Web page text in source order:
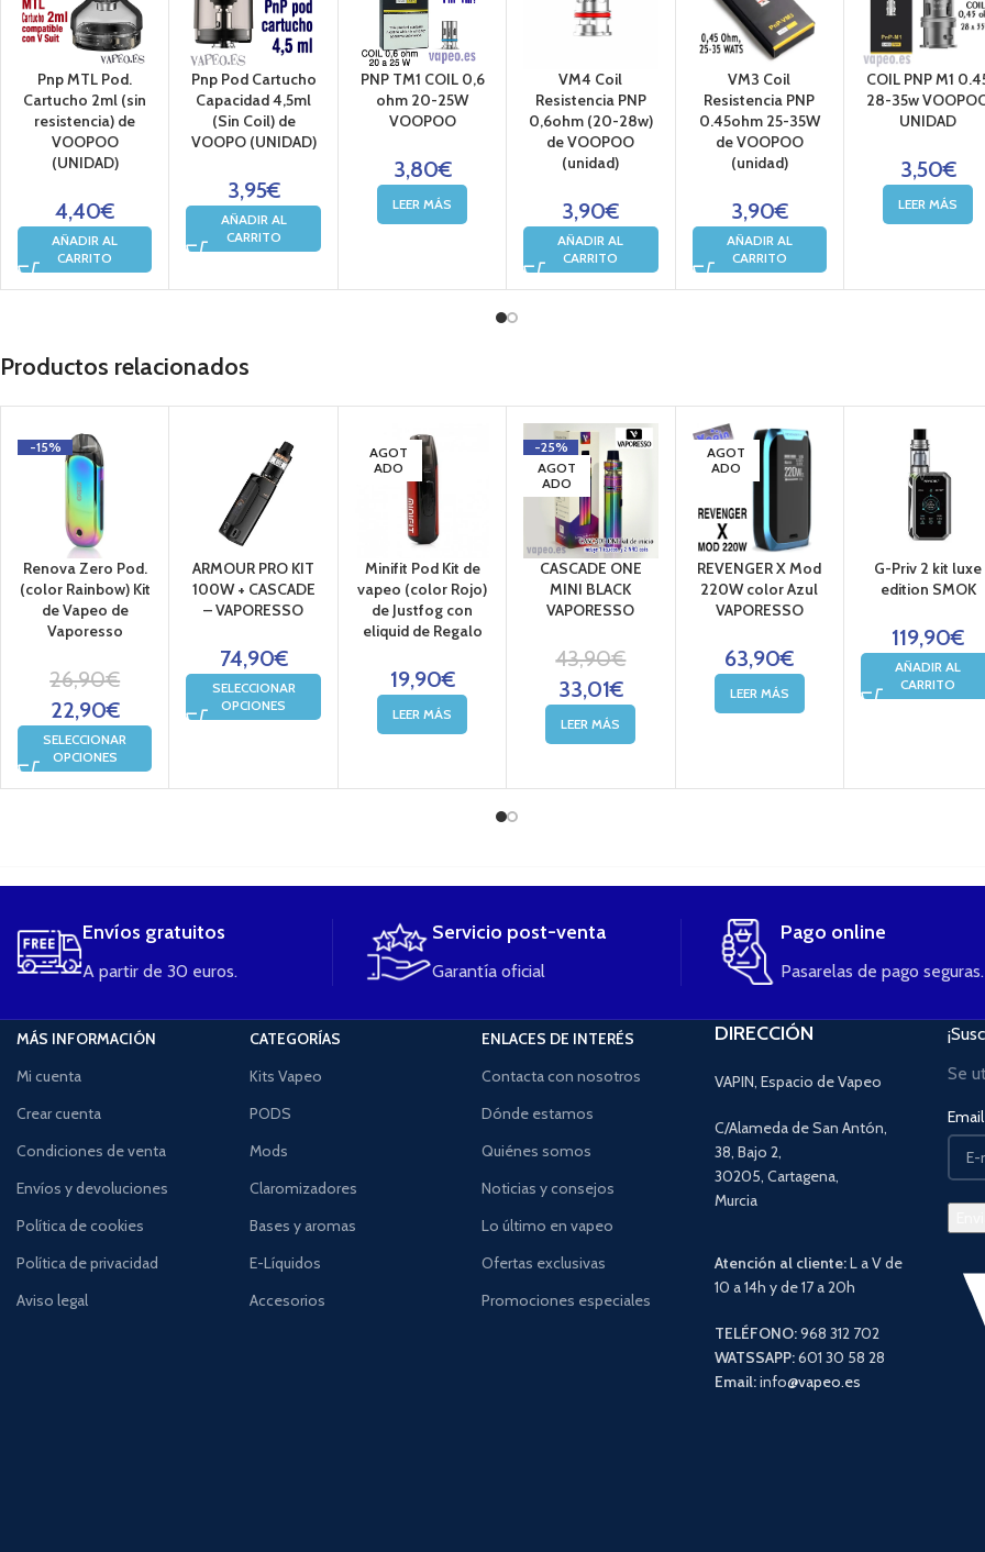
1 X Cable USB tipo C
1 X Manual de usuario
Pnp MTL Pod.
Cartucho 2ml (sin
resistencia) de
VOOPOO
(UNIDAD)
4,40€
AÑADIR AL
CARRITO
Pnp Pod Cartucho
Capacidad 4,5ml
(Sin Coil) de
VOOPO (UNIDAD)
3,95€
AÑADIR AL
CARRITO
PNP TM1 COIL 0,6
ohm 20-25W
VOOPOO
3,80€
LEER MÁS
VM4 Coil
Resistencia PNP
0,6ohm (20-28w)
de VOOPOO
(unidad)
3,90€
AÑADIR AL
CARRITO
VM3 Coil
Resistencia PNP
0.45ohm 25-35W
de VOOPOO
(unidad)
3,90€
AÑADIR AL
CARRITO
COIL PNP M1
28-35w
UNIDAD
3,50€
LEER MÁS
Productos relacionados
-15%
Renova Zero Pod.
(color Rainbow) Kit
de Vapeo de
Vaporesso
26,90€
22,90€
SELECCIONAR
OPCIONES
ARMOUR PRO KIT
100W + CASCADE
– VAPORESSO
74,90€
SELECCIONAR
OPCIONES
AGOT
ADO
Minifit Pod Kit de
vapeo (color Rojo)
de Justfog con
eliquid de Regalo
19,90€
LEER MÁS
-25%
AGOT
ADO
CASCADE ONE
MINI BLACK
VAPORESSO
43,90€
33,01€
LEER MÁS
AGOT
ADO
REVENGER X Mod
220W color Azul
VAPORESSO
63,90€
LEER MÁS
G-Priv 2 kit luxe
edition SMOK
119,90€
AÑADIR AL
CARRITO
Envíos gratuitos
A partir de 30 euros.
Servicio post-venta
Garantía oficial
Pago online
Pasarelas de pago seguras.
MÁS INFORMACIÓN
Mi cuenta
Crear cuenta
Condiciones de venta
Envíos y devoluciones
Política de cookies
Política de privacidad
Aviso legal
CATEGORÍAS
Kits Vapeo
PODS
Mods
Claromizadores
Bases y aromas
E-Líquidos
Accesorios
ENLACES DE INTERÉS
Contacta con nosotros
Dónde estamos
Quiénes somos
Noticias y consejos
Lo último en vapeo
Ofertas exclusivas
Promociones especiales
DIRECCIÓN
VAPIN, Espacio de Vapeo
C/Alameda de San Antón,
38, Bajo 2,
30205, Cartagena,
Murcia
Atención al cliente:L a V de
10 a 14h y de 17 a 20h
TELÉFONO:968 312 702
WATSSAPP:601 30 58 28
Email:info@vapeo.es
Se
Email